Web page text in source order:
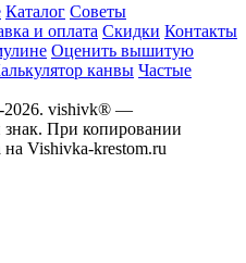
Каталог Советы
и оплата Скидки Контакты
Оценить вышитую
канвы Частые
2026. vishivk® —
знак. При копировании
Vishivka-krestom.ru